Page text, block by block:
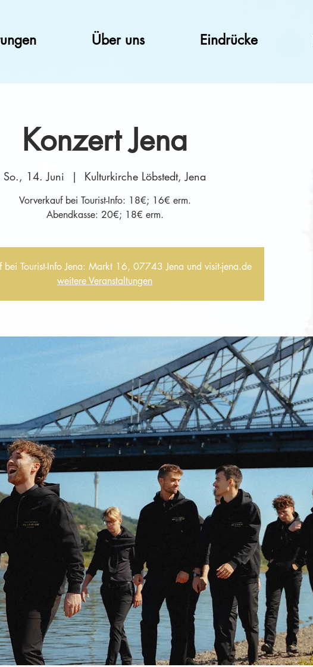
Über uns Eindrücke
Konzert Jena
So., 14. Juni
  |
Kulturkirche Löbstedt, Jena
Vorverkauf bei Tourist-Info: 18€; 16€ erm.
Abendkasse: 20€; 18€ erm.
bei Tourist-Info Jena: Markt 16, 07743 Jena und visit-jena.de
weitere Veranstaltungen